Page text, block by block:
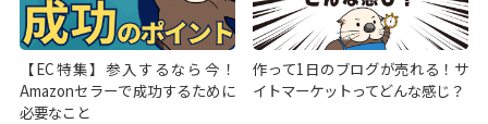
【EC特集】参入するなら今！
Amazonセラーで成功するために
必要なこと
作って1日のブログが売れる！サ
イトマーケットってどんな感じ？